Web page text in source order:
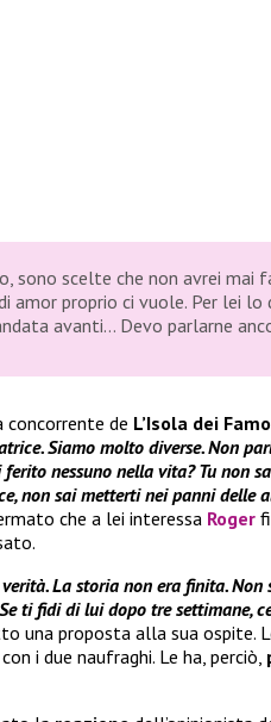
sono scelte che non avrei mai
amor proprio ci vuole. Per lei lo
avanti… Devo parlarne
concorrente de L’Isola dei
Siamo molto diverse. Non
nessuno nella vita? Tu non
non sai metterti nei panni delle
che a lei interessa Roger
La storia non era finita. Non
ti fidi di lui dopo tre settimane,
una proposta alla sua ospite.
i due naufraghi. Le ha, perciò,